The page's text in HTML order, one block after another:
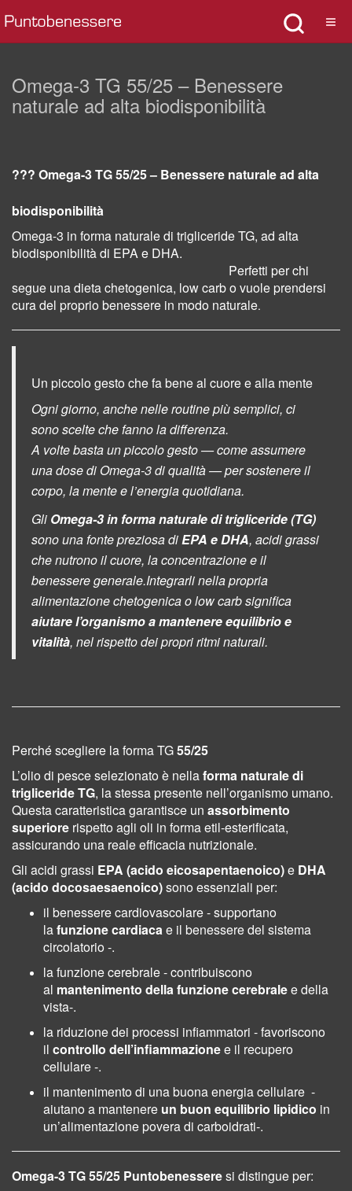
Omega-3 TG 55/25 – Benessere
naturale ad alta biodisponibilità
??? Omega-3 TG55/25– Benessere naturale ad alta
biodisponibilità
Omega-3 in forma naturale di trigliceride TG, ad alta
biodisponibilità di EPA e DHA.
Perfetti per chi
segue una dieta chetogenica, low carb o vuole prendersi
cura del proprio benessere in modo naturale.
Un piccolo gesto che fa bene al cuore e alla mente
Ogni giorno, anche nelle routine più semplici, ci
sono scelte che fanno la differenza.
A volte basta un piccolo gesto — come assumere
una dose di Omega-3 di qualità — per sostenere il
corpo, la mente e l’energia quotidiana.
Gli Omega-3 in forma naturale di trigliceride (TG)
sono una fonte preziosa diEPA e DHA, acidi grassi
che nutrono il cuore, la concentrazione e il
benessere generale.Integrarli nella propria
alimentazione chetogenica o low carb significa
aiutare l’organismo a mantenere equilibrio e
vitalità, nel rispetto dei propri ritmi naturali.
Perché scegliere la forma TG55/25
L’olio di pesce selezionato è nellaforma naturale di
trigliceride TG, la stessa presente nell’organismo umano.
Questa caratteristica garantisce un assorbimento
superiore rispetto agli oli in forma etil-esterificata,
assicurando una reale efficacia nutrizionale.
Gli acidi grassi EPA (acido eicosapentaenoico)e DHA
(acido docosaesaenoico)sono essenziali per:
il benessere cardiovascolare - supportano
lafunzione cardiacae il benessere del sistema
circolatorio -.
la funzione cerebrale - contribuiscono
al mantenimento della funzione cerebralee della
vista-.
la riduzione dei processi infiammatori - favoriscono
il controllo dell’infiammazionee il recupero
cellulare -.
il mantenimento di una buona energia cellulare -
aiutano a mantenere un buon equilibrio lipidico in
un’alimentazione povera di carboidrati-.
Omega-3 TG 55/25 Puntobenesseresi distingue per: